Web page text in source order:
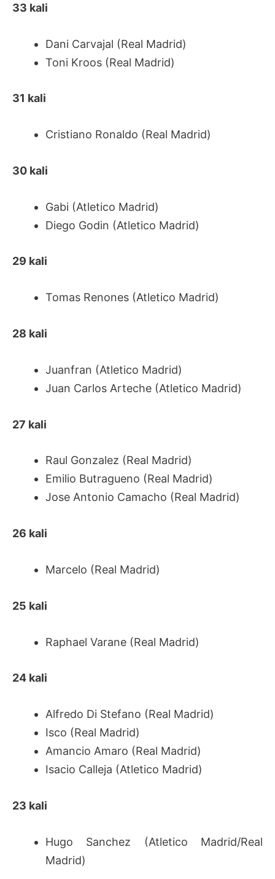
33 kali
Dani Carvajal (Real Madrid)
Toni Kroos (Real Madrid)
31 kali
Cristiano Ronaldo (Real Madrid)
30 kali
Gabi (Atletico Madrid)
Diego Godin (Atletico Madrid)
29 kali
Tomas Renones (Atletico Madrid)
28 kali
Juanfran (Atletico Madrid)
Juan Carlos Arteche (Atletico Madrid)
27 kali
Raul Gonzalez (Real Madrid)
Emilio Butragueno (Real Madrid)
Jose Antonio Camacho (Real Madrid)
26 kali
Marcelo (Real Madrid)
25 kali
Raphael Varane (Real Madrid)
24 kali
Alfredo Di Stefano (Real Madrid)
Isco (Real Madrid)
Amancio Amaro (Real Madrid)
Isacio Calleja (Atletico Madrid)
23 kali
Hugo Sanchez (Atletico Madrid/Real
Madrid)